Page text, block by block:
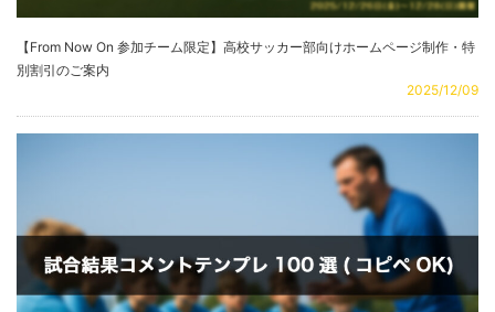
【From Now On 参加チーム限定】高校サッカー部向けホームページ制作・特
別割引のご案内
2025/12/09